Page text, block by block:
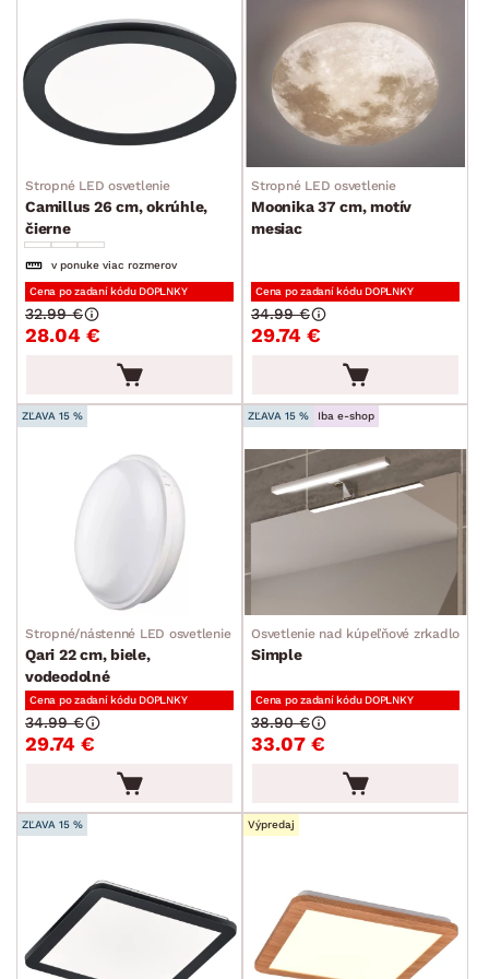
SKLADOVOSŤ
Stropné LED osvetlenie
Camillus 26 cm, okrúhle,
čierne
v ponuke viac rozmerov
Cena po zadaní kódu DOPLNKY
28.04 €
32.99 €
Stropné LED osvetlenie
Moonika 37 cm, motív
mesiac
Cena po zadaní kódu DOPLNKY
29.74 €
34.99 €
ZĽAVA 15 %
Stropné/nástenné LED osvetlenie
Qari 22 cm, biele,
vodeodolné
Cena po zadaní kódu DOPLNKY
29.74 €
34.99 €
ZĽAVA 15 % Iba e-shop
Osvetlenie nad kúpeľňové zrkadlo
Simple
Cena po zadaní kódu DOPLNKY
33.07 €
38.90 €
ZĽAVA 15 % Výpredaj